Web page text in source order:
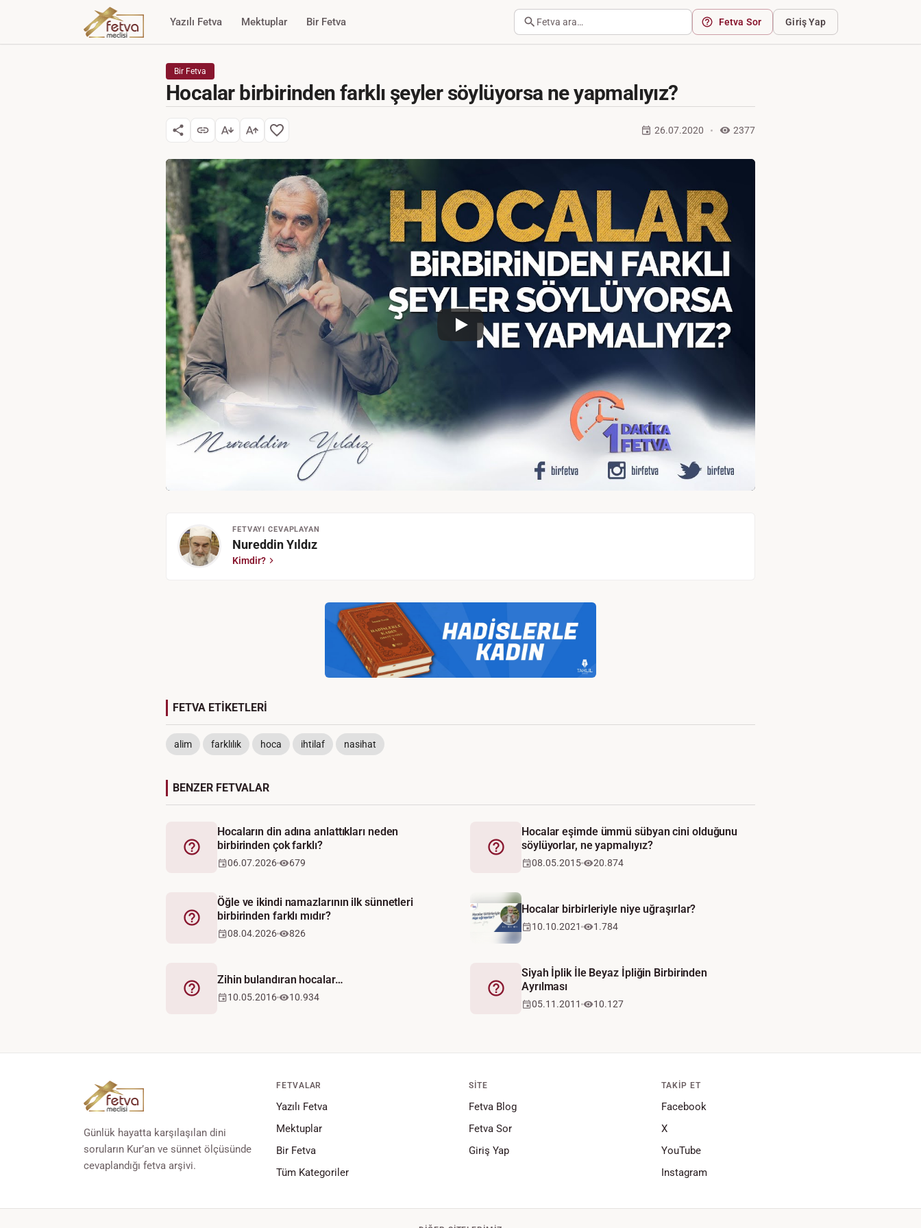
Yazılı Fetva Mektuplar Bir Fetva Fetva ara… Fetva Sor Giriş Yap
Bir Fetva
Hocalar birbirinden farklı şeyler söylüyorsa ne yapmalıyız?
26.07.2020 2377
FETVAYI CEVAPLAYAN
Nureddin Yıldız
Kimdir?
FETVA ETİKETLERİ
alim farklılık hoca ihtilaf nasihat
BENZER FETVALAR
Fetva
Hocaların din adına anlattıkları neden
birbirinden çok farklı?
06.07.2026 679
Fetva
Hocalar eşimde ümmü sübyan cini olduğunu
söylüyorlar, ne yapmalıyız?
08.05.2015 20.874
Fetva
Öğle ve ikindi namazlarının ilk sünnetleri
birbirinden farklı mıdır?
08.04.2026 826
Hocalar birbirleriyle niye uğraşırlar?
10.10.2021 1.784
Fetva
Zihin bulandıran hocalar…
10.05.2016 10.934 Fetva
Siyah İplik İle Beyaz İpliğin Birbirinden
Ayrılması
05.11.2011 10.127
Günlük hayatta karşılaşılan dini
soruların Kur’an ve sünnet ölçüsünde
cevaplandığı fetva arşivi.
FETVALAR
Yazılı Fetva
Mektuplar
Bir Fetva
Tüm Kategoriler
SITE
Fetva Blog
Fetva Sor
Giriş Yap
TAKIP ET
Facebook
X
YouTube
Instagram